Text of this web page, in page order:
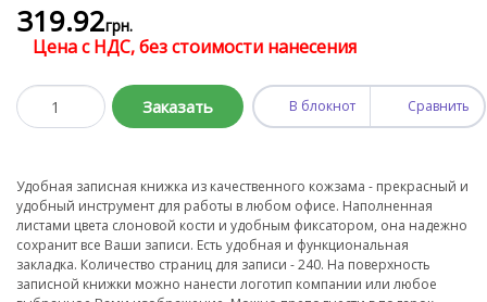
319.92грн.
Цена с НДС, без стоимости нанесения
Заказать В блокнот Сравнить
Удобная записная книжка из качественного кожзама - прекрасный и
удобный инструмент для работы в любом офисе. Наполненная
листами цвета слоновой кости и удобным фиксатором, она надежно
сохранит все Ваши записи. Есть удобная и функциональная
закладка. Количество страниц для записи - 240. На поверхность
записной книжки можно нанести логотип компании или любое